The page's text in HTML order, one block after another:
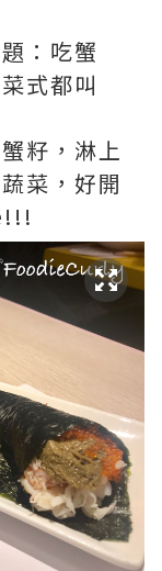
：吃蟹
式都叫
籽，淋上
菜，好開